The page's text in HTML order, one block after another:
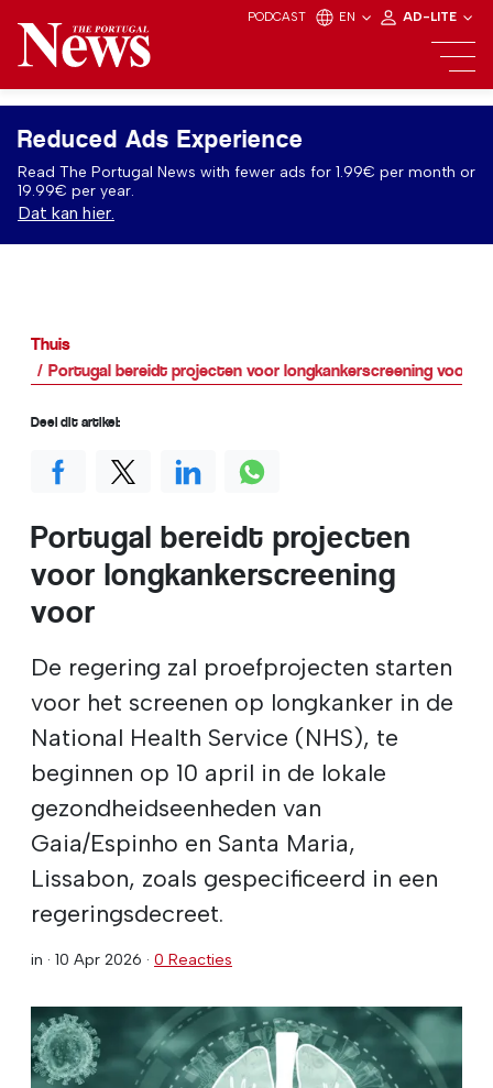
PODCAST EN AD-LITE
Reduced Ads Experience
Read The Portugal News with fewer ads for 1.99€ per month or
19.99€ per year.
Dat kan hier.
Thuis
Portugal bereidt projecten voor longkankerscreening voor
Portugal bereidt projecten
voor longkankerscreening
voor
De regering zal proefprojecten starten
voor het screenen op longkanker in de
National Health Service (NHS), te
beginnen op 10 april in de lokale
gezondheidseenheden van
Gaia/Espinho en Santa Maria,
Lissabon, zoals gespecificeerd in een
regeringsdecreet.
in · 10 Apr 2026 · 0 Reacties
Deel dit artikel: